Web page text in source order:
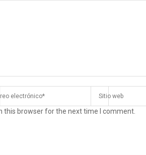
this browser for the next time I comment.